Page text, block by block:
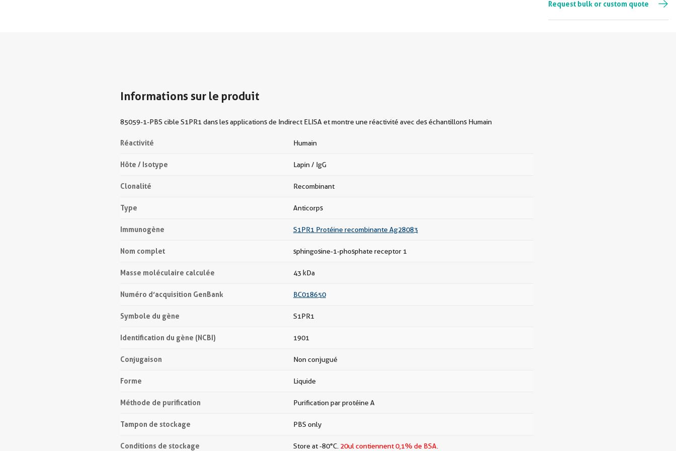
Request bulk or custom quote
Informations sur le produit
85059-1-PBS cible S1PR1 dans les applications de Indirect ELISA et montre une réactivité avec des échantillons Humain
Réactivité Humain
Hôte / Isotype Lapin / IgG
Clonalité Recombinant
Type Anticorps
Immunogène S1PR1 Protéine recombinante Ag28083
Nom complet sphingosine-1-phosphate receptor 1
Masse moléculaire calculée 43 kDa
Numéro d’acquisition GenBank BC018650
Symbole du gène S1PR1
Identification du gène (NCBI) 1901
Conjugaison Non conjugué
Forme Liquide
Méthode de purification Purification par protéine A
Tampon de stockage PBS only
Conditions de stockage Store at -80°C. 20ul contiennent 0,1% de BSA.